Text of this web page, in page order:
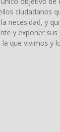
ciudadanos
necesidad, y
y exponer
que vivimos y